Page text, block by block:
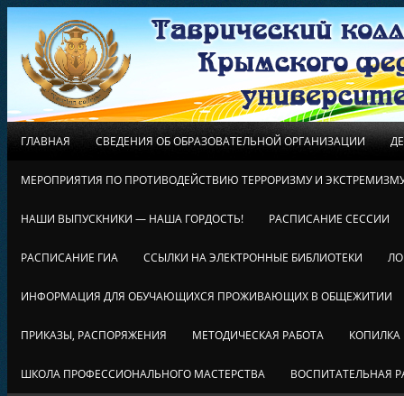
ГЛАВНАЯ СВЕДЕНИЯ ОБ ОБРАЗОВАТЕЛЬНОЙ ОРГАНИЗАЦИИ
МЕРОПРИЯТИЯ ПО ПРОТИВОДЕЙСТВИЮ ТЕРРОРИЗМУ И
НАШИ ВЫПУСКНИКИ — НАША ГОРДОСТЬ! РАСПИСАНИЕ СЕССИИ
РАСПИСАНИЕ ГИА ССЫЛКИ НА ЭЛЕКТРОННЫЕ БИБЛИОТЕКИ
ИНФОРМАЦИЯ ДЛЯ ОБУЧАЮЩИХСЯ ПРОЖИВАЮЩИХ В ОБЩЕЖИТИИ
ПРИКАЗЫ, РАСПОРЯЖЕНИЯ МЕТОДИЧЕСКАЯ РАБОТА КОПИЛКА
ШКОЛА ПРОФЕССИОНАЛЬНОГО МАСТЕРСТВА ВОСПИТАТЕЛЬНАЯ